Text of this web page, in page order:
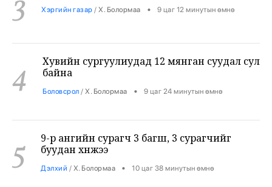
4
байна
Боловсрол /Х. Болормаа • 9 цаг 24 минутын өмнө
5
буудан хөнөөжээ
Дэлхий /Х. Болормаа • 10 цаг 38 минутын өмнө